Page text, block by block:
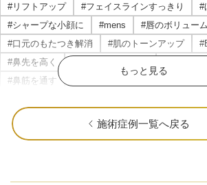
#リフトアップ #フェイスラインすっきり
#
#シャープな小顔に
#mens
#唇のボリュー
#口元のもたつき解消
#肌のトーンアップ
#鼻先を高く
#マリオ
#鼻筋を通す
#ニキビ・ニキビ跡改善
#立体感のあるお顔に
#顎を前に出す
もっと見る
施術症例一覧へ戻る